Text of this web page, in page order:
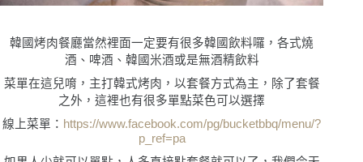
韓國烤肉餐廳當然裡面一定要有很多韓國飲料囉，各式燒
酒、啤酒、韓國米酒或是無酒精飲料
菜單在這兒唷，主打韓式烤肉，以套餐方式為主，除了套餐
之外，這裡也有很多單點菜色可以選擇
線上菜單： https://www.facebook.com/pg/bucketbbq/menu/?
p_ref=pa